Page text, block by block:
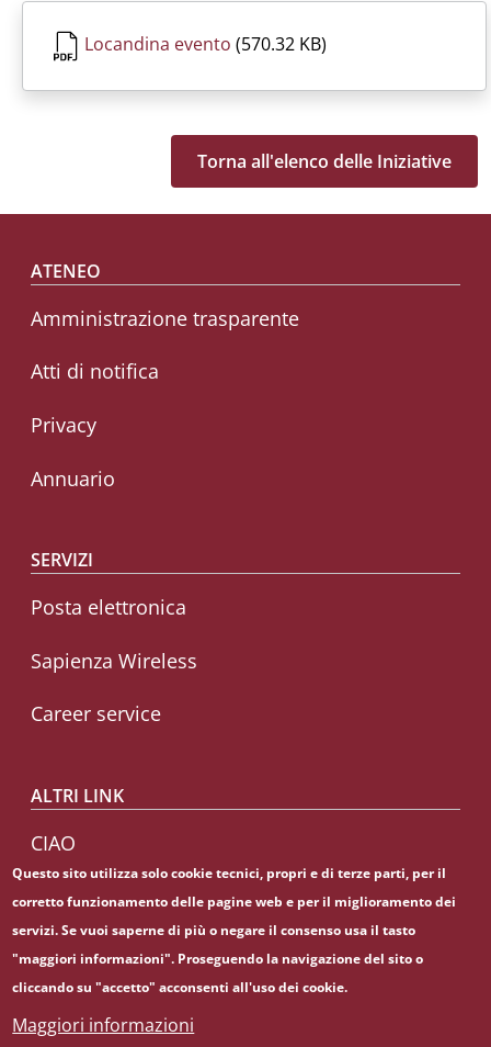
Locandina evento (570.32 KB)
Torna all'elenco delle Iniziative
Footer menu
ATENEO
Amministrazione trasparente
Atti di notifica
Privacy
Annuario
SERVIZI
Posta elettronica
Sapienza Wireless
Career service
ALTRI LINK
CIAO
Sapienza Store
© Sapienza Università di Roma - Piazzale Aldo Moro 5,
00185 Roma - (+39) 06 49911 - C.F.: 80209930587 - P. Iva:
Questo sito utilizza solo cookie tecnici, propri e di terze parti, per il
corretto funzionamento delle pagine web e per il miglioramento dei
servizi. Se vuoi saperne di più o negare il consenso usa il tasto
"maggiori informazioni". Proseguendo la navigazione del sito o
cliccando su "accetto" acconsenti all'uso dei cookie.
Maggiori informazioni